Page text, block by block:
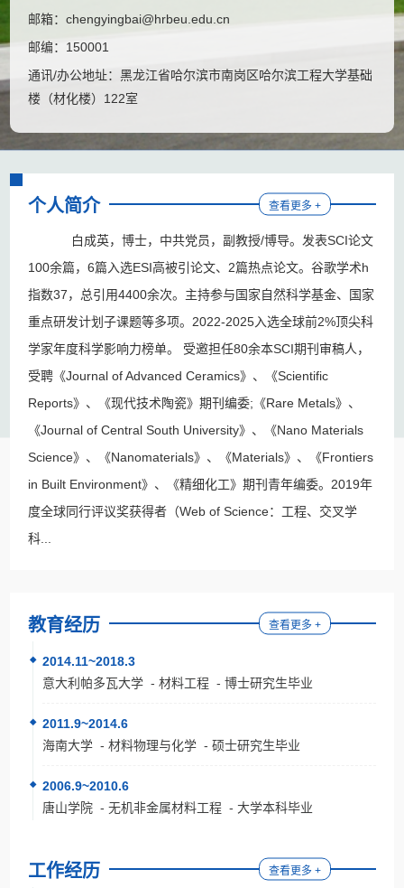
邮箱：chengyingbai@hrbeu.edu.cn
邮编： 150001
通讯/办公地址：黑龙江省哈尔滨市南岗区哈尔滨工程大学基础
楼（材化楼）122室
个人简介 查看更多 +
白成英，博士，中共党员，副教授/博导。发表SCI论文
100余篇，6篇入选ESI高被引论文、2篇热点论文。谷歌学术h
指数37，总引用4400余次。主持参与国家自然科学基金、国家
重点研发计划子课题等多项。2022-2025入选全球前2%顶尖科
学家年度科学影响力榜单。 受邀担任80余本SCI期刊审稿人，
受聘《Journal of Advanced Ceramics》、《Scientific
Reports》、《现代技术陶瓷》期刊编委;《Rare Metals》、
《Journal of Central South University》、《Nano Materials
Science》、《Nanomaterials》、《Materials》、《Frontiers
in Built Environment》、《精细化工》期刊青年编委。2019年
度全球同行评议奖获得者（Web of Science：工程、交叉学
科...
教育经历 查看更多 +
2014.11~2018.3
意大利帕多瓦大学 - 材料工程 - 博士研究生毕业
2011.9~2014.6
海南大学 - 材料物理与化学 - 硕士研究生毕业
2006.9~2010.6
唐山学院 - 无机非金属材料工程 - 大学本科毕业
工作经历 查看更多 +